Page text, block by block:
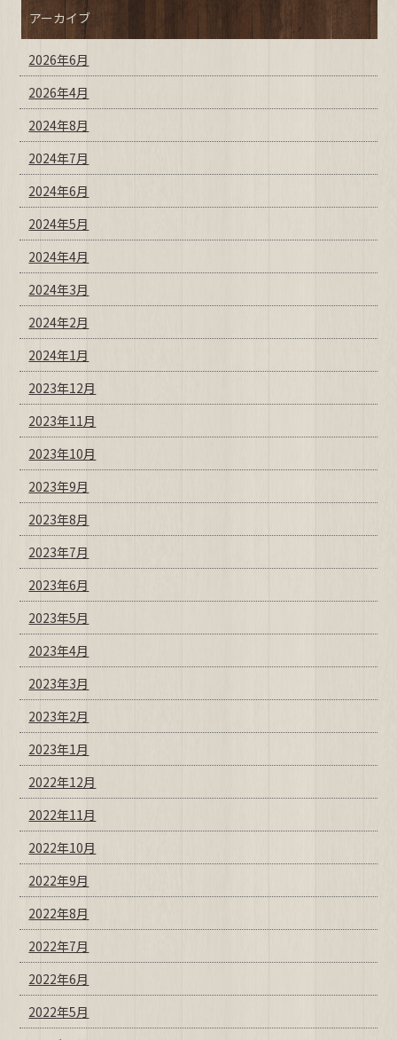
アーカイブ
2026年6月
2026年4月
2024年8月
2024年7月
2024年6月
2024年5月
2024年4月
2024年3月
2024年2月
2024年1月
2023年12月
2023年11月
2023年10月
2023年9月
2023年8月
2023年7月
2023年6月
2023年5月
2023年4月
2023年3月
2023年2月
2023年1月
2022年12月
2022年11月
2022年10月
2022年9月
2022年8月
2022年7月
2022年6月
2022年5月